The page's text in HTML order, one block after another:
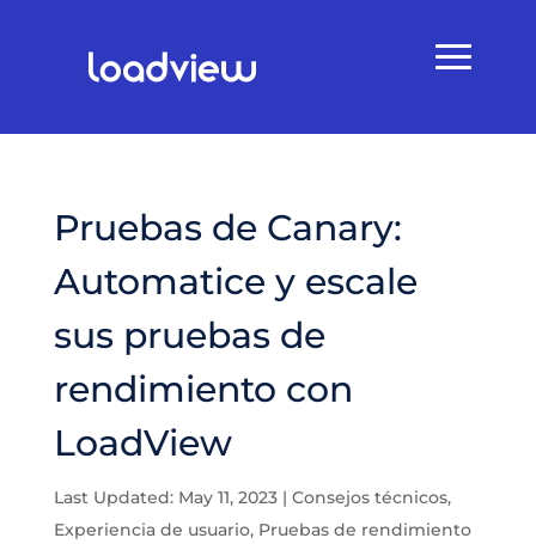
Pruebas de Canary:
Automatice y escale
sus pruebas de
rendimiento con
LoadView
Last Updated: May 11, 2023| Consejos técnicos,
Experiencia de usuario, Pruebas de rendimiento